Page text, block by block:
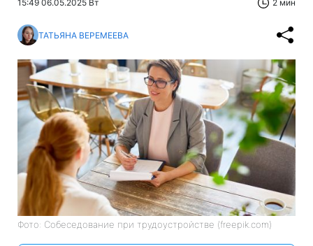
15:49 06.05.2025 Вт 2 мин
ТАТЬЯНА ВЕРЕМЕЕВА
Фото: Собеседование при трудоустройстве (freepik.com)